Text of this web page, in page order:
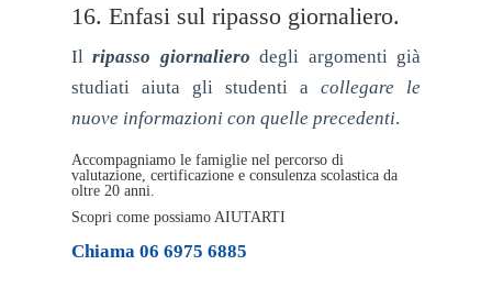
16. Enfasi sul ripasso giornaliero.
Ilripasso giornaliero degli argomenti già
studiati aiuta gli studenti acollegare le
nuove informazioni con quelle precedenti.
Accompagniamo le famiglie nel percorso di
valutazione, certificazione e consulenza scolastica da
oltre 20 anni.
Scopri come possiamo AIUTARTI
Chiama 06 6975 6885